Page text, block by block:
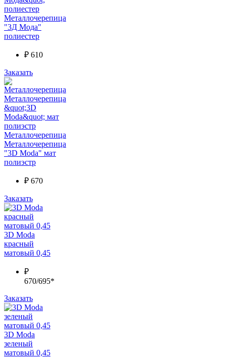
Металлочерепица
"3Д Мода"
полиестер
₽ 610
Заказать
Металлочерепица
Металлочерепица
"3D Moda" мат
полиэстр
₽ 670
Заказать
3D Moda
красный
матовый 0,45
₽
670/695*
Заказать
3D Moda
зеленый
матовый 0,45